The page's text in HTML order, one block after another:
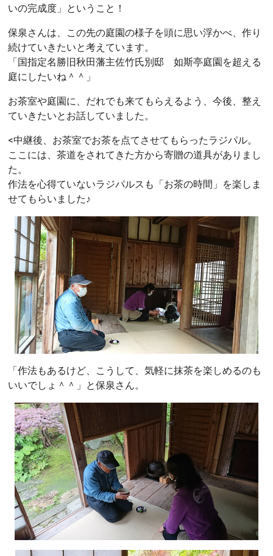
いの完成度」ということ！
保泉さんは、この先の庭園の様子を頭に思い浮かべ、作り
続けていきたいと考えています。
「国指定名勝旧秋田藩主佐竹氏別邸 如斯亭庭園を超える
庭にしたいね＾＾」
お茶室や庭園に、だれでも来てもらえるよう、今後、整え
ていきたいとお話していました。
<中継後、お茶室でお茶を点てさせてもらったラジパル。
ここには、茶道をされてきた方から寄贈の道具がありまし
た。
作法を心得ていないラジパルスも「お茶の時間」を楽しま
せてもらいました♪
「作法もあるけど、こうして、気軽に抹茶を楽しめるのも
いいでしょ＾＾」と保泉さん。